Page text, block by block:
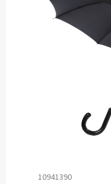
10941390